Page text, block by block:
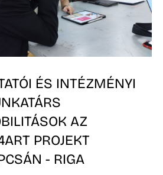
ÉS INTÉZMÉNYI
AZ
PROJEKT
- RIGA